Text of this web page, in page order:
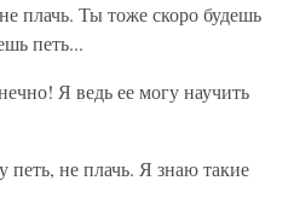
плачь. Ты тоже скоро будешь
петь...
Я ведь ее могу научить
не плачь. Я знаю такие